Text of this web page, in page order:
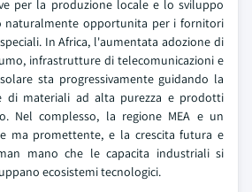
per la produzione locale e lo sviluppo
naturalmente opportunita per i fornitori
In Africa, l'aumentata adozione di
infrastrutture di telecomunicazioni e
sta progressivamente guidando la
di materiali ad alta purezza e prodotti
Nel complesso, la regione MEA e un
ma promettente, e la crescita futura e
mano che le capacita industriali si
ecosistemi tecnologici.